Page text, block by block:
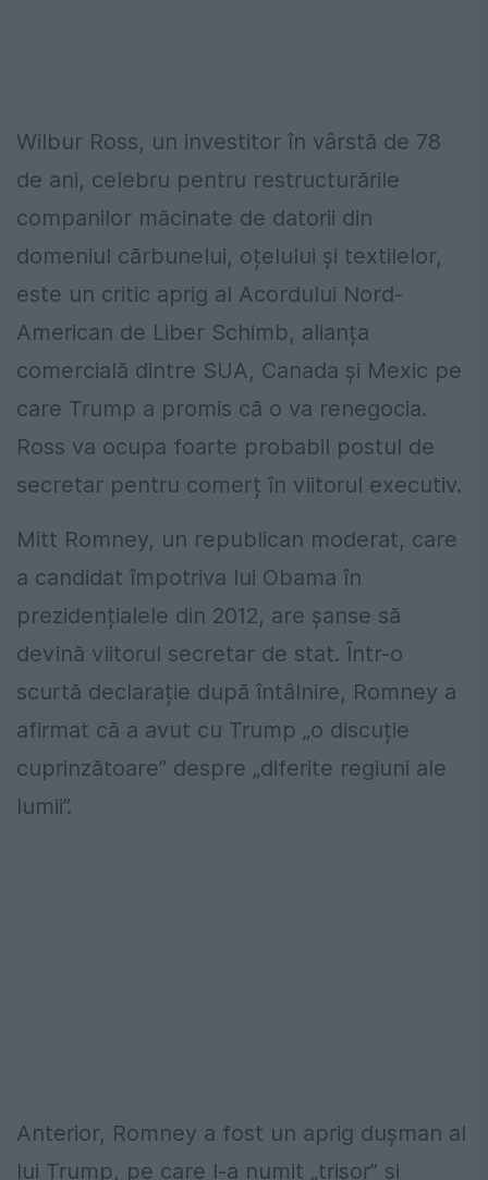
Wilbur Ross, un investitor în vârstă de 78
de ani, celebru pentru restructurările
companilor măcinate de datorii din
domeniul cărbunelui, oțelului și textilelor,
este un critic aprig al Acordului Nord-
American de Liber Schimb, alianța
comercială dintre SUA, Canada și Mexic pe
care Trump a promis că o va renegocia.
Ross va ocupa foarte probabil postul de
secretar pentru comerț în viitorul executiv.
Mitt Romney, un republican moderat, care
a candidat împotriva lui Obama în
prezidențialele din 2012, are șanse să
devină viitorul secretar de stat. Într-o
scurtă declarație după întâlnire, Romney a
afirmat că a avut cu Trump „o discuție
cuprinzătoare” despre „diferite regiuni ale
lumii”.
Anterior, Romney a fost un aprig dușman al
lui Trump, pe care l-a numit „trișor” și